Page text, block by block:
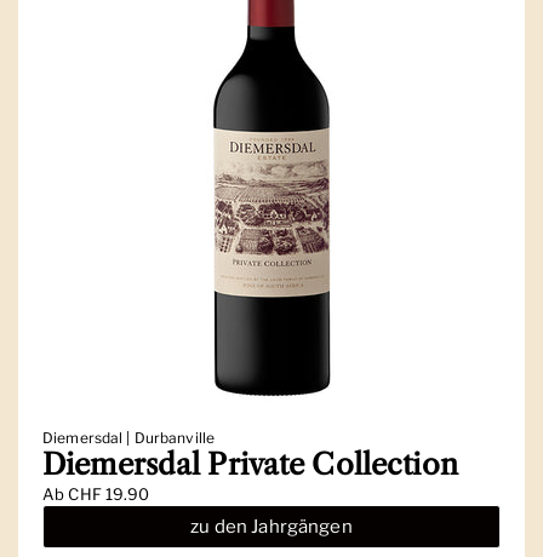
Diemersdal | Durbanville
Diemersdal Private Collection
AbCHF 19.90
zu den Jahrgängen